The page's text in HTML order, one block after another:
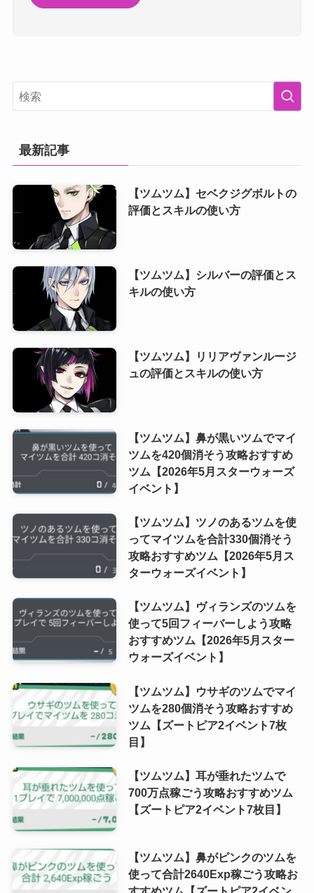
最新記事
【ツムツム】セベクジグボルトの
評価とスキルの使い方
【ツムツム】シルバーの評価とス
キルの使い方
【ツムツム】リリアヴァンルージ
ュの評価とスキルの使い方
【ツムツム】鼻が黒いツムでマイ
ツムを420個消そう攻略おすすめ
ツム【2026年5月スターウォーズ
イベント】
【ツムツム】ツノのあるツムを使
ってマイツムを合計330個消そう
攻略おすすめツム【2026年5月ス
ターウォーズイベント】
【ツムツム】ヴィランズのツムを
使って5回フィーバーしよう攻略
おすすめツム【2026年5月スター
ウォーズイベント】
【ツムツム】ウサギのツムでマイ
ツムを280個消そう攻略おすすめ
ツム【ズートピア2イベント7枚
目】
【ツムツム】耳が垂れたツムで
700万点稼ごう攻略おすすめツム
【ズートピア2イベント7枚目】
【ツムツム】鼻がピンクのツムを
使って合計2640Exp稼ごう攻略お